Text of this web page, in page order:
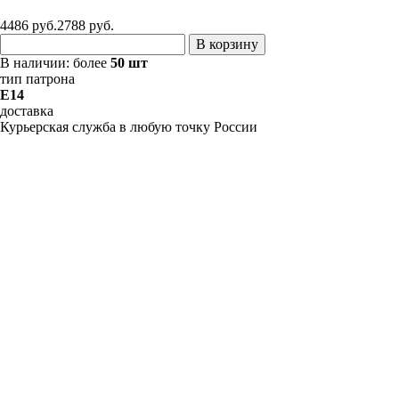
4486 руб.2788 руб.
В корзину
В наличии: более 50 шт
тип патрона
E14
доставка
Курьерская служба в любую точку России